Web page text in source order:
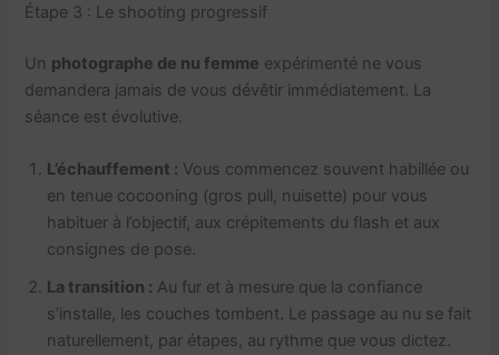
Étape 3 : Le shooting progressif
Un photographe de nu femme expérimenté ne vous
demandera jamais de vous dévêtir immédiatement. La
séance est évolutive.
L’échauffement : Vous commencez souvent habillée ou
en tenue cocooning (gros pull, nuisette) pour vous
habituer à l’objectif, aux crépitements du flash et aux
consignes de pose.
La transition : Au fur et à mesure que la confiance
s’installe, les couches tombent. Le passage au nu se fait
naturellement, par étapes, au rythme que vous dictez.